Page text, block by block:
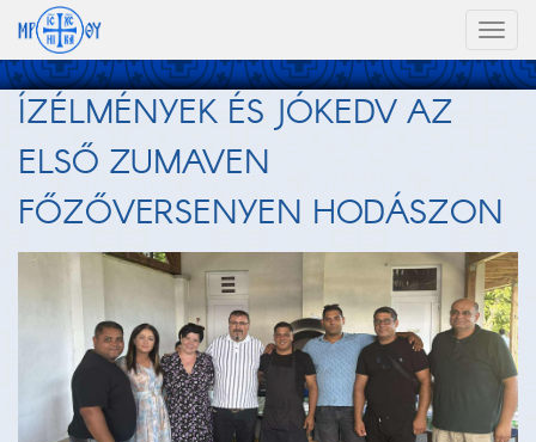
ÍZÉLMÉNYEK ÉS JÓKEDV AZ
ELSŐ ZUMAVEN
FŐZŐVERSENYEN HODÁSZON